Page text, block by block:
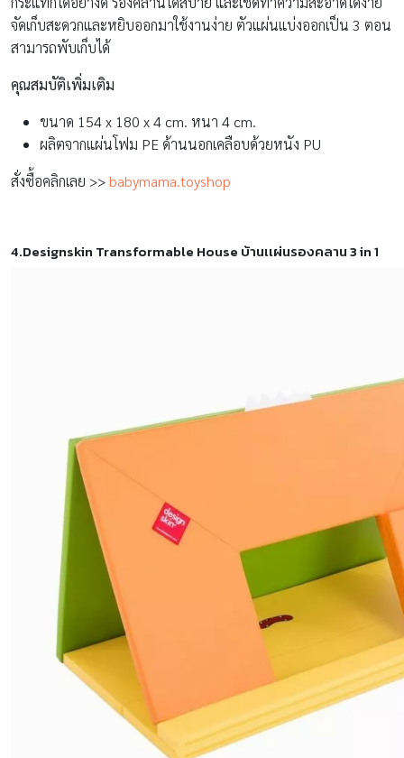
จัดเก็บสะดวกและหยิบออกมาใช้งานง่าย ตัวแผ่นแบ่งออกเป็น 3 ตอน
สามารถพับเก็บได้
คุณสมบัติเพิ่มเติม
ขนาด 154 x 180 x 4 cm. หนา 4 cm.
ผลิตจากแผ่นโฟม PE ด้านนอกเคลือบด้วยหนัง PU
สั่งซื้อคลิกเลย >>babymama.toyshop
4.Designskin Transformable House บ้านเเผ่นรองคลาน 3 in 1